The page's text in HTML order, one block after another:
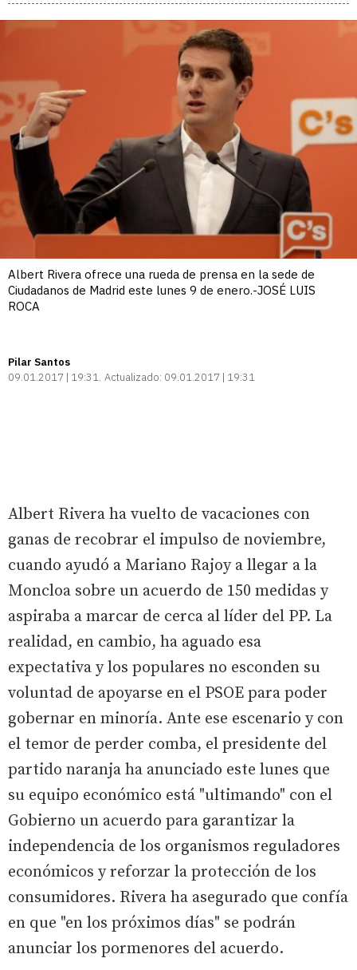
Albert Rivera ofrece una rueda de prensa en la sede de
Ciudadanos de Madrid este lunes 9 de enero.-JOSÉ LUIS
ROCA
Pilar Santos
09.01.2017 | 19:31 Actualizado: 09.01.2017 | 19:31
Albert Rivera ha vuelto de vacaciones con
ganas de recobrar el impulso de noviembre,
cuando ayudó a Mariano Rajoy a llegar a la
Moncloa sobre un acuerdo de 150 medidas y
aspiraba a marcar de cerca al líder del PP. La
realidad, en cambio, ha aguado esa
expectativa y los populares no esconden su
voluntad de apoyarse en el PSOE para poder
gobernar en minoría. Ante ese escenario y con
el temor de perder comba, el presidente del
partido naranja ha anunciado este lunes que
su equipo económico está "ultimando" con el
Gobierno un acuerdo para garantizar la
independencia de los organismos reguladores
económicos y reforzar la protección de los
consumidores. Rivera ha asegurado que confía
en que "en los próximos días" se podrán
anunciar los pormenores del acuerdo.